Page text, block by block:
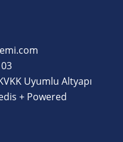
Uyumlu Altyapı
+ Powered